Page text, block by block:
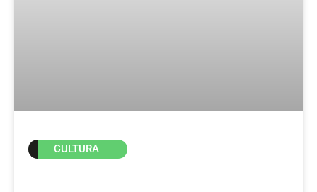
CULTURA